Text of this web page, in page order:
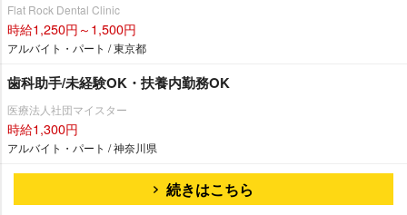
Flat Rock Dental Clinic
時給1,250円～1,500円
アルバイト・パート / 東京都
歯科助手/未経験OK・扶養内勤務OK
医療法人社団マイスター
時給1,300円
アルバイト・パート / 神奈川県
続きはこちら